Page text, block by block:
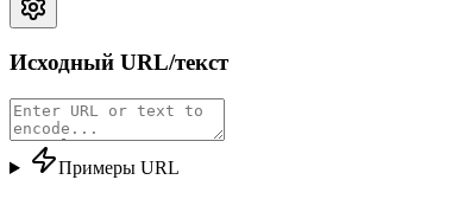
Исходный URL/текст
Примеры URL